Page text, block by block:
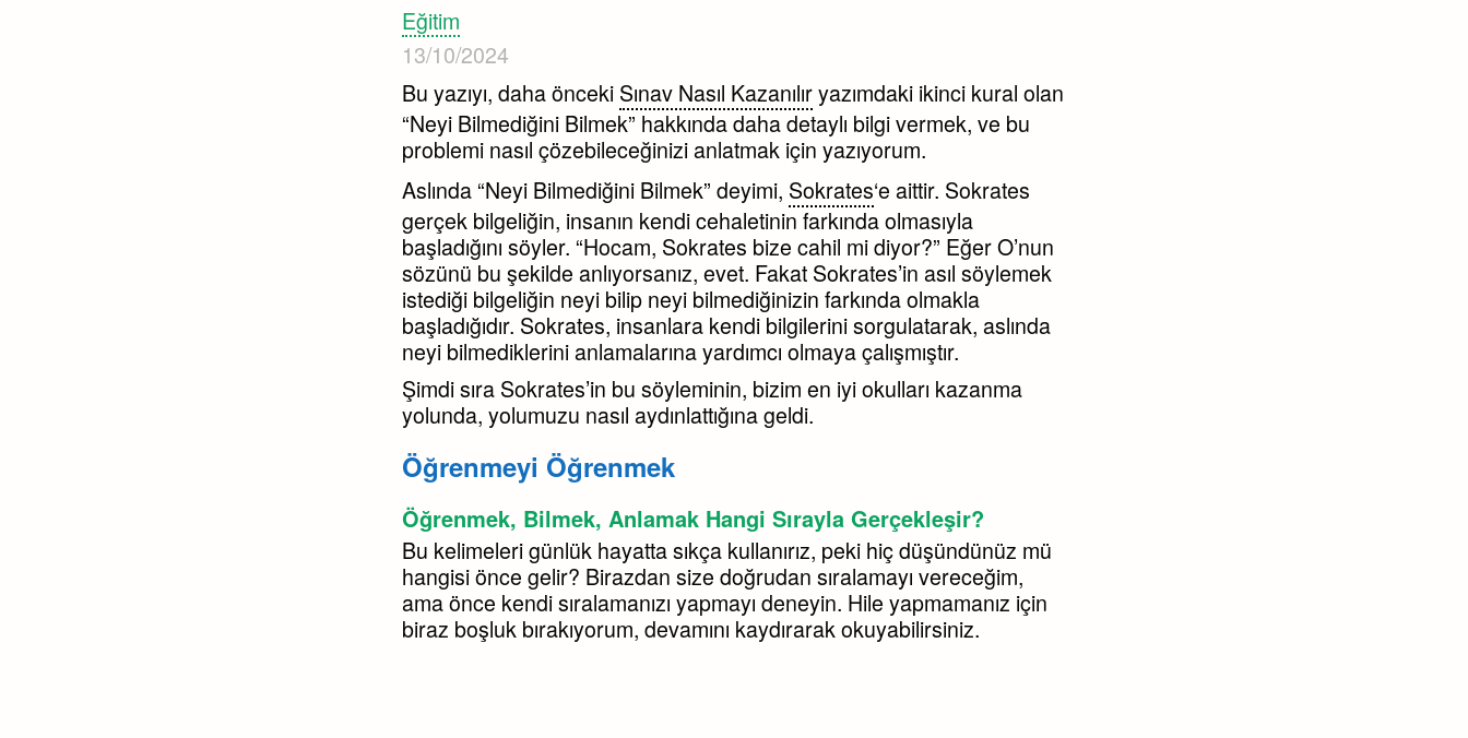
Eğitim
13/10/2024
Bu yazıyı, daha önceki Sınav Nasıl Kazanılıryazımdaki ikinci kural olan
“Neyi Bilmediğini Bilmek” hakkında daha detaylı bilgi vermek, ve bu
problemi nasıl çözebileceğinizi anlatmak için yazıyorum.
Aslında “Neyi Bilmediğini Bilmek” deyimi, Sokrates‘e aittir. Sokrates
gerçek bilgeliğin, insanın kendi cehaletinin farkında olmasıyla
başladığını söyler. “Hocam, Sokrates bize cahil mi diyor?” Eğer O’nun
sözünü bu şekilde anlıyorsanız, evet. Fakat Sokrates’in asıl söylemek
istediği bilgeliğin neyi bilip neyi bilmediğinizin farkında olmakla
başladığıdır. Sokrates, insanlara kendi bilgilerini sorgulatarak, aslında
neyi bilmediklerini anlamalarına yardımcı olmaya çalışmıştır.
Şimdi sıra Sokrates’in bu söyleminin, bizim en iyi okulları kazanma
yolunda, yolumuzu nasıl aydınlattığına geldi.
Öğrenmeyi Öğrenmek
Öğrenmek, Bilmek, Anlamak Hangi Sırayla Gerçekleşir?
Bu kelimeleri günlük hayatta sıkça kullanırız, peki hiç düşündünüz mü
hangisi önce gelir? Birazdan size doğrudan sıralamayı vereceğim,
ama önce kendi sıralamanızı yapmayı deneyin. Hile yapmamanız için
biraz boşluk bırakıyorum, devamını kaydırarak okuyabilirsiniz.